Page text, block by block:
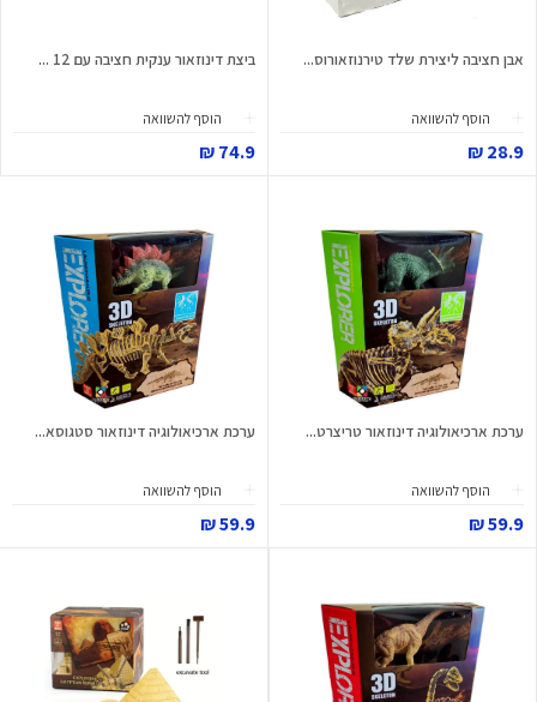
אבן חציבה ליצירת שלד טירנוזאורוס...
הוסף להשוואה
28.9 ₪
ביצת דינוזאור ענקית חציבה עם 12 ...
הוסף להשוואה
74.9 ₪
ערכת ארכיאולוגיה דינוזאור טריצרט...
הוסף להשוואה
59.9 ₪
ערכת ארכיאולוגיה דינוזאור סטגוסא...
הוסף להשוואה
59.9 ₪